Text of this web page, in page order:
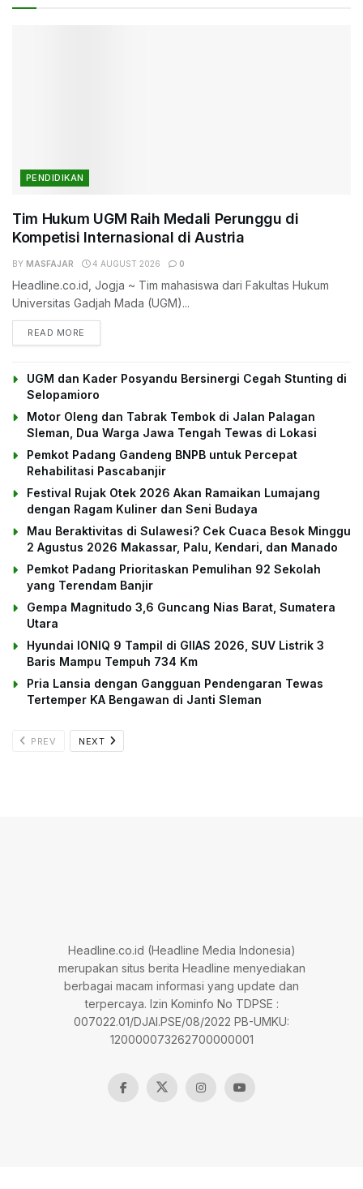
PENDIDIKAN
Tim Hukum UGM Raih Medali Perunggu di
Kompetisi Internasional di Austria
BY MASFAJAR 4 AUGUST 2026 0
Headline.co.id, Jogja ~ Tim mahasiswa dari Fakultas Hukum
Universitas Gadjah Mada (UGM)...
READ MORE
UGM dan Kader Posyandu Bersinergi Cegah Stunting di
Selopamioro
Motor Oleng dan Tabrak Tembok di Jalan Palagan
Sleman, Dua Warga Jawa Tengah Tewas di Lokasi
Pemkot Padang Gandeng BNPB untuk Percepat
Rehabilitasi Pascabanjir
Festival Rujak Otek 2026 Akan Ramaikan Lumajang
dengan Ragam Kuliner dan Seni Budaya
Mau Beraktivitas di Sulawesi? Cek Cuaca Besok Minggu
2 Agustus 2026 Makassar, Palu, Kendari, dan Manado
Pemkot Padang Prioritaskan Pemulihan 92 Sekolah
yang Terendam Banjir
Gempa Magnitudo 3,6 Guncang Nias Barat, Sumatera
Utara
Hyundai IONIQ 9 Tampil di GIIAS 2026, SUV Listrik 3
Baris Mampu Tempuh 734 Km
Pria Lansia dengan Gangguan Pendengaran Tewas
Tertemper KA Bengawan di Janti Sleman
PREV NEXT
Headline.co.id (Headline Media Indonesia)
merupakan situs berita Headline menyediakan
berbagai macam informasi yang update dan
terpercaya. Izin Kominfo No TDPSE :
007022.01/DJAI.PSE/08/2022 PB-UMKU:
120000073262700000001